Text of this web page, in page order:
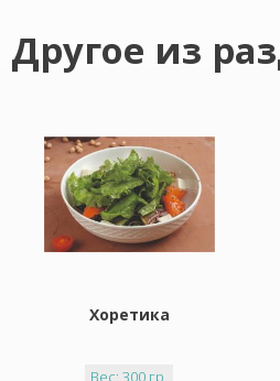
Другое из
Хоретика
Вес: 300 гр.